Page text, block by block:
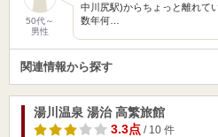
50代～
男性
中川尻駅)からちょっと離れて
数年何…
関連情報から探す
湯川温泉 湯治 高繁旅館
3.3点/ 10 件